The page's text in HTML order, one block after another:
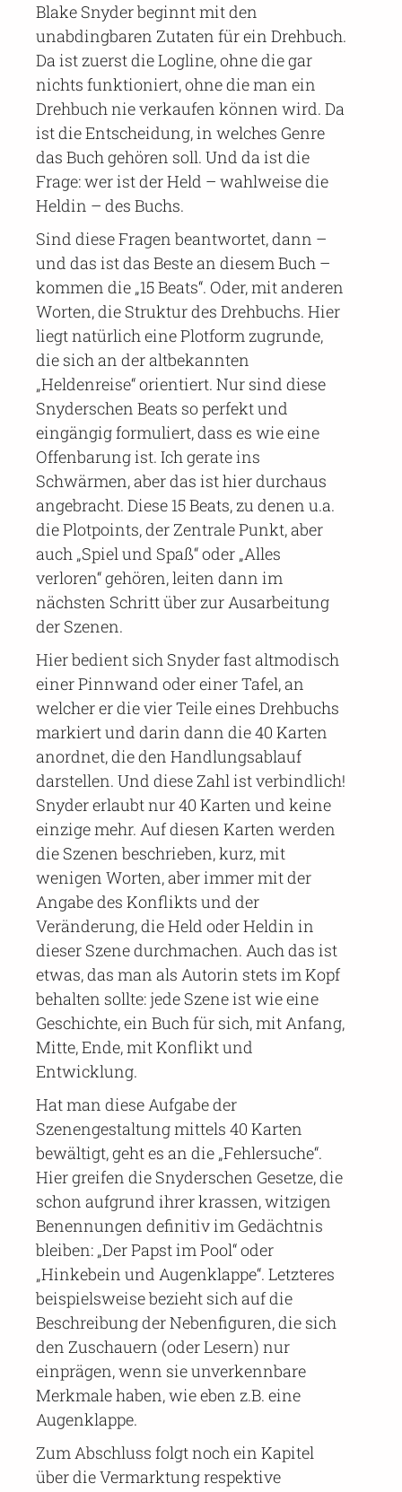
Blake Snyder beginnt mit den
unabdingbaren Zutaten für ein Drehbuch.
Da ist zuerst die Logline, ohne die gar
nichts funktioniert, ohne die man ein
Drehbuch nie verkaufen können wird. Da
ist die Entscheidung, in welches Genre
das Buch gehören soll. Und da ist die
Frage: wer ist der Held – wahlweise die
Heldin – des Buchs.
Sind diese Fragen beantwortet, dann –
und das ist das Beste an diesem Buch –
kommen die „15 Beats“. Oder, mit anderen
Worten, die Struktur des Drehbuchs. Hier
liegt natürlich eine Plotform zugrunde,
die sich an der altbekannten
„Heldenreise“ orientiert. Nur sind diese
Snyderschen Beats so perfekt und
eingängig formuliert, dass es wie eine
Offenbarung ist. Ich gerate ins
Schwärmen, aber das ist hier durchaus
angebracht. Diese 15 Beats, zu denen u.a.
die Plotpoints, der Zentrale Punkt, aber
auch „Spiel und Spaß“ oder „Alles
verloren“ gehören, leiten dann im
nächsten Schritt über zur Ausarbeitung
der Szenen.
Hier bedient sich Snyder fast altmodisch
einer Pinnwand oder einer Tafel, an
welcher er die vier Teile eines Drehbuchs
markiert und darin dann die 40 Karten
anordnet, die den Handlungsablauf
darstellen. Und diese Zahl ist verbindlich!
Snyder erlaubt nur 40 Karten und keine
einzige mehr. Auf diesen Karten werden
die Szenen beschrieben, kurz, mit
wenigen Worten, aber immer mit der
Angabe des Konflikts und der
Veränderung, die Held oder Heldin in
dieser Szene durchmachen. Auch das ist
etwas, das man als Autorin stets im Kopf
behalten sollte: jede Szene ist wie eine
Geschichte, ein Buch für sich, mit Anfang,
Mitte, Ende, mit Konflikt und
Entwicklung.
Hat man diese Aufgabe der
Szenengestaltung mittels 40 Karten
bewältigt, geht es an die „Fehlersuche“.
Hier greifen die Snyderschen Gesetze, die
schon aufgrund ihrer krassen, witzigen
Benennungen definitiv im Gedächtnis
bleiben: „Der Papst im Pool“ oder
„Hinkebein und Augenklappe“. Letzteres
beispielsweise bezieht sich auf die
Beschreibung der Nebenfiguren, die sich
den Zuschauern (oder Lesern) nur
einprägen, wenn sie unverkennbare
Merkmale haben, wie eben z.B. eine
Augenklappe.
Zum Abschluss folgt noch ein Kapitel
über die Vermarktung respektive